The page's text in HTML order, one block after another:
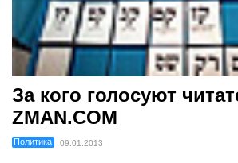
За кого голосуют
ZMAN.COM
Политика 09.01.2013